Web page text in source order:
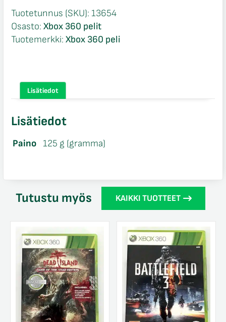
Tekken
CIB
Xbox
Tuotetunnus (SKU): 13654
Osasto: Xbox 360 pelit
Tuotemerkki: Xbox 360 peli
Lisätiedot
Lisätiedot
Paino 125 g (gramma)
Tutustu myös KAIKKI TUOTTEET